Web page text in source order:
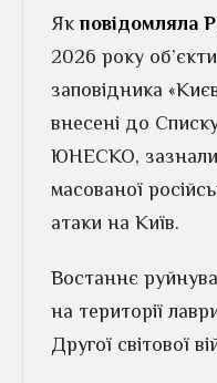
Якповідомляла
2026 року
заповідника
внесені до
ЮНЕСКО, зазнали
масованої
атаки на Київ.
Востаннє
на території
Другої світової